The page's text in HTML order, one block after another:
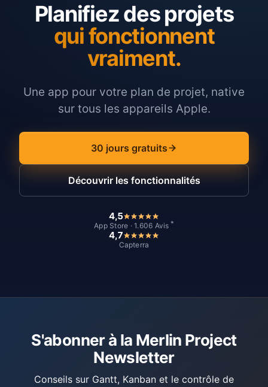
Planifiez des projets
qui fonctionnent
vraiment.
Une app pour votre plan de projet, native
sur tous les appareils Apple.
30 jours gratuits
Découvrir les fonctionnalités
4,5
App Store · 1.606 Avis *
4,7
Capterra
S'abonner à la Merlin Project
Newsletter
Conseils sur Gantt, Kanban et le contrôle de